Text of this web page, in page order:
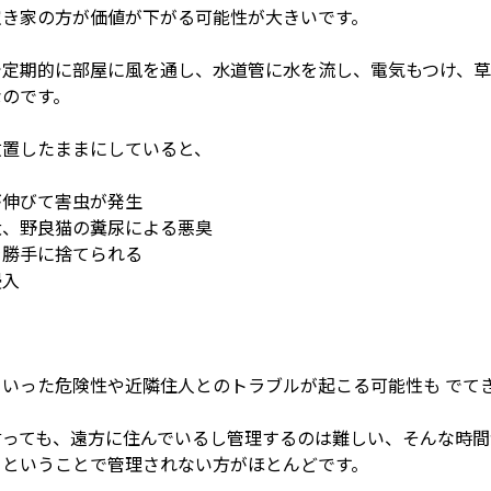
家の方が価値が下がる可能性が大きいです。
期的に部屋に風を通し、水道管に水を流し、電気もつけ、
です。
したままにしていると、
びて害虫が発生
野良猫の糞尿による悪臭
手に捨てられる
った危険性や近隣住人とのトラブルが起こる可能性も でて
ても、遠方に住んでいるし管理するのは難しい、そんな時
いうことで管理されない方がほとんどです。